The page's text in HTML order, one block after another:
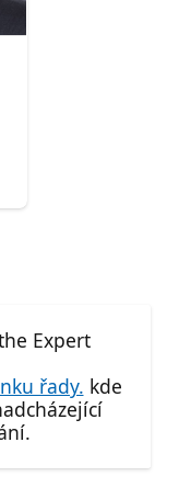
Expert
řady. kde